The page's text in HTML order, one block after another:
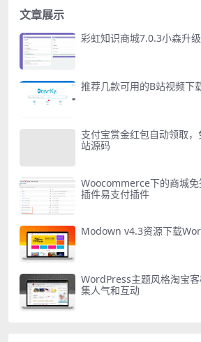
文章展示
彩虹知识商城7.0.3小森升
推荐几款可用的B站视频下
支付宝赏金红包自动领取
站源码
Woocommerce下的商城
插件易支付插件
Modown v4.3资源下载
WordPress主题风格淘宝
集人气和互动